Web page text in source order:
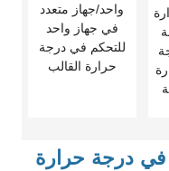
واحد/جهاز متعدد
في جهاز واحد
للتحكم في درجة
حرارة القالب
في درجة حرارة